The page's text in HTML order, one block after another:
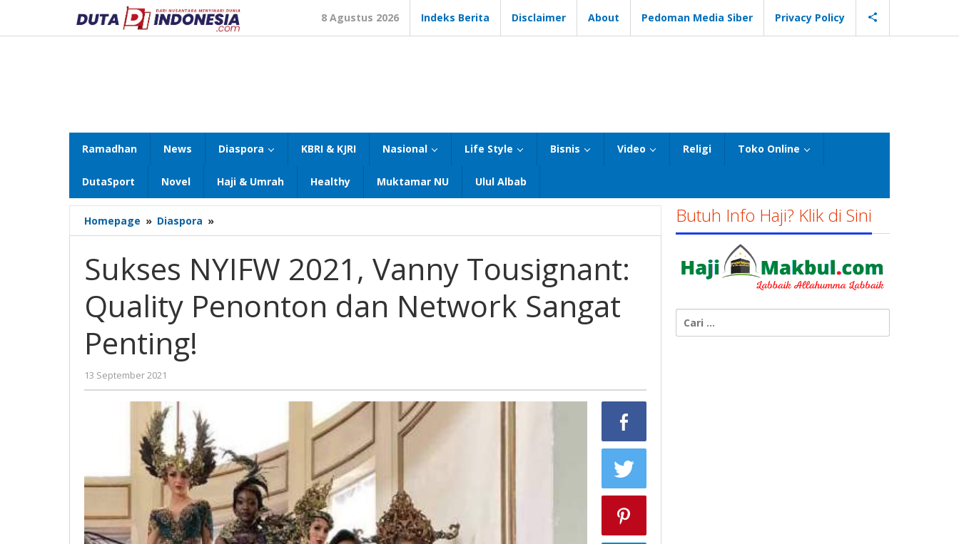
konten
8 Agustus 2026 Indeks Berita Disclaimer About Pedoman Media Siber Privacy Policy
Ramadhan News Diaspora KBRI & KJRI Nasional Life Style Bisnis Video Religi Toko Online
DutaSport Novel Haji & Umrah Healthy Muktamar NU Ulul Albab
Homepage » Diaspora »
NYIFW
Vanny
Tousignant:
Penonton
Sukses NYIFW 2021, Vanny Tousignant:
Quality Penonton dan Network Sangat
Penting!
13 September 2021
Gatot
Susanto
Butuh Info Haji? Klik di Sini
untuk: